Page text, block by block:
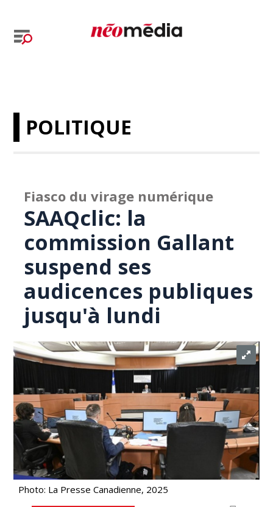
POLITIQUE
Fiasco du virage numérique
SAAQclic: la
commission Gallant
suspend ses
audicences publiques
jusqu'à lundi
Photo: La Presse Canadienne, 2025